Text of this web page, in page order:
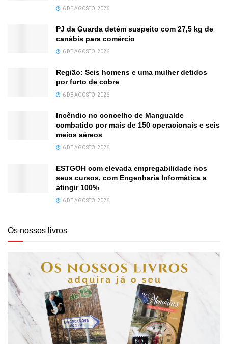
6 DE AGOSTO, 2026
PJ da Guarda detém suspeito com 27,5 kg de
canábis para comércio
6 DE AGOSTO, 2026
Região: Seis homens e uma mulher detidos
por furto de cobre
6 DE AGOSTO, 2026
Incêndio no concelho de Mangualde
combatido por mais de 150 operacionais e seis
meios aéreos
6 DE AGOSTO, 2026
ESTGOH com elevada empregabilidade nos
seus cursos, com Engenharia Informática a
atingir 100%
6 DE AGOSTO, 2026
Os nossos livros